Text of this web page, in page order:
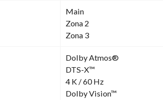
Main
Zona 2
Zona 3
Dolby Atmos®
DTS-X™
4 K / 60 Hz
Dolby Vision™